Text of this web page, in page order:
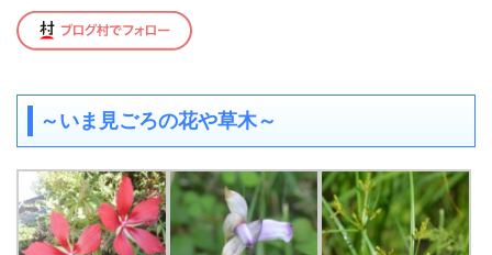
～いま見ごろの花や草木～